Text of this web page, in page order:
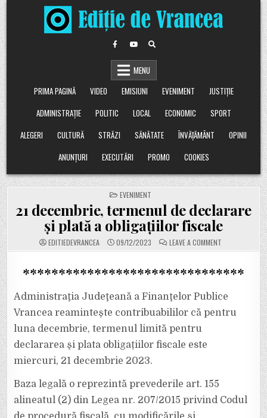
Skip
to
content
MENU
PRIMA PAGINĂ
VIDEO EMISIUNI EVENIMENT
JUSTIȚIE
ADMINISTRAȚIE
POLITIC LOCAL ECONOMIC
SPORT
ALEGERI
CULTURĂ STRĂZI SĂNĂTATE ÎNVĂȚĂMÂNT
OPINII
ANUNȚURI
EXECUTĂRI PROMO COOKIES
POSTED
IN
EVENIMENT
21 decembrie, termenul de declarare
şi plată a obligaţiilor fiscale
EDITIEDEVRANCEA 09/12/2023 LEAVE A COMMENT
21
DE
DECLARARE
A
FISCALE
*******************************
Administraţia Judeţeană a Finanţelor Publice
Vrancea reaminteşte contribuabililor că pentru
luna decembrie, termenul limită pentru
declararea şi plata obligațiilor fiscale este
miercuri, 21 decembrie 2023.
Baza legală o reprezintă prevederile art. 155
alineatul (2) din Legea nr. 207/2015 privind Codul